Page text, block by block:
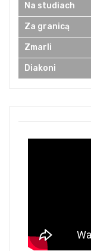
Na studiach
Za granicą
Zmarli
Diakoni